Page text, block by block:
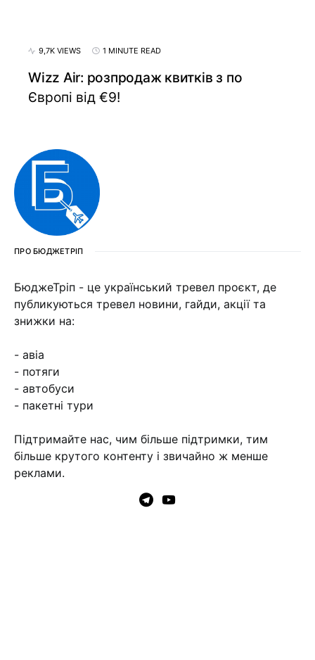
9,7K VIEWS 1 MINUTE READ
Wizz Air: розпродаж квитків з по
Європі від €9!
ПРО БЮДЖЕТРІП
БюджеТріп - це український тревел проєкт, де
публикуються тревел новини, гайди, акції та
знижки на:
- авіа
- потяги
- автобуси
- пакетні тури
Підтримайте нас, чим більше підтримки, тим
більше крутого контенту і звичайно ж менше
реклами.